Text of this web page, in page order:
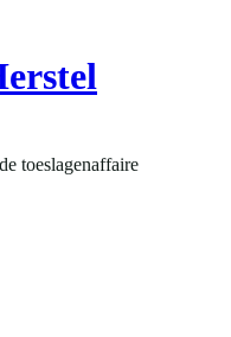
toeslagenaffaire